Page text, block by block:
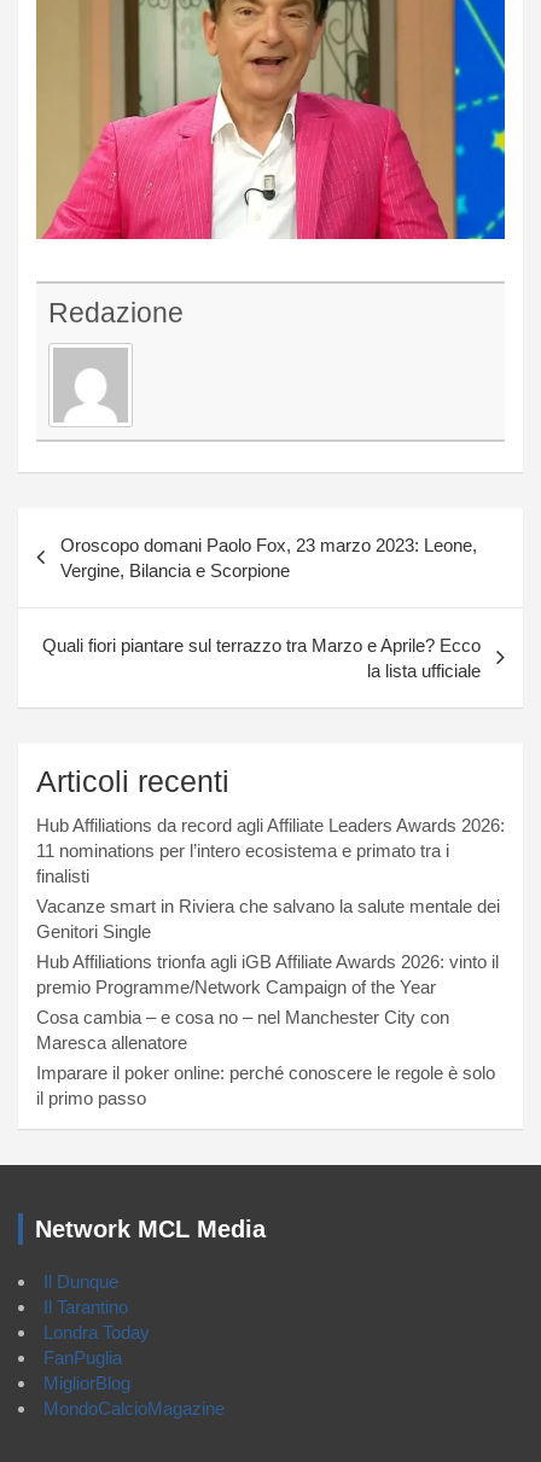
Redazione
articoli
Oroscopo domani Paolo Fox, 23 marzo 2023: Leone,
Vergine, Bilancia e Scorpione
Quali fiori piantare sul terrazzo tra Marzo e Aprile? Ecco
la lista ufficiale
Articoli recenti
Hub Affiliations da record agli Affiliate Leaders Awards 2026:
11 nominations per l’intero ecosistema e primato tra i
finalisti
Vacanze smart in Riviera che salvano la salute mentale dei
Genitori Single
Hub Affiliations trionfa agli iGB Affiliate Awards 2026: vinto il
premio Programme/Network Campaign of the Year
Cosa cambia – e cosa no – nel Manchester City con
Maresca allenatore
Imparare il poker online: perché conoscere le regole è solo
il primo passo
Network MCL Media
Il Dunque
Il Tarantino
Londra Today
FanPuglia
MigliorBlog
MondoCalcioMagazine